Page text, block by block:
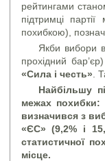
рейтингами
підтримці
похибкою),
Якби вибори
прохідний бар’єр)
«Сила і честь» .
Найбільшу
межах похибки:
визначився з
«ЄС» (9,2% і
статистичної
місце.